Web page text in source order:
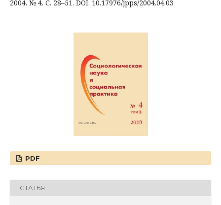
2004. № 4. С. 28–51. DOI: 10.17976/jpps/2004.04.03
PDF
СТАТЬЯ